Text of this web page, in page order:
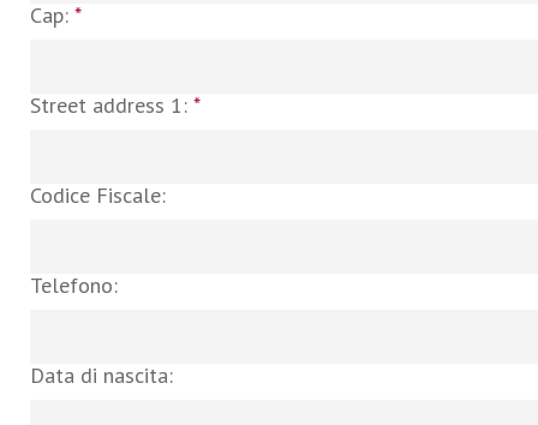
Cap: *
Street address 1: *
Codice Fiscale:
Telefono:
Data di nascita: